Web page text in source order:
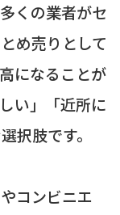
くの業者がセ
め売りとして
になることが
い」「近所に
択肢です。
コンビニエ